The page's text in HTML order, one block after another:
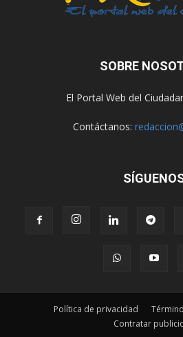
SOBRE
El Portal Web del
Contáctanos:
Política de privacidad
Contratar